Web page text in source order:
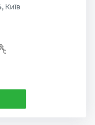
проспект 64, Київ